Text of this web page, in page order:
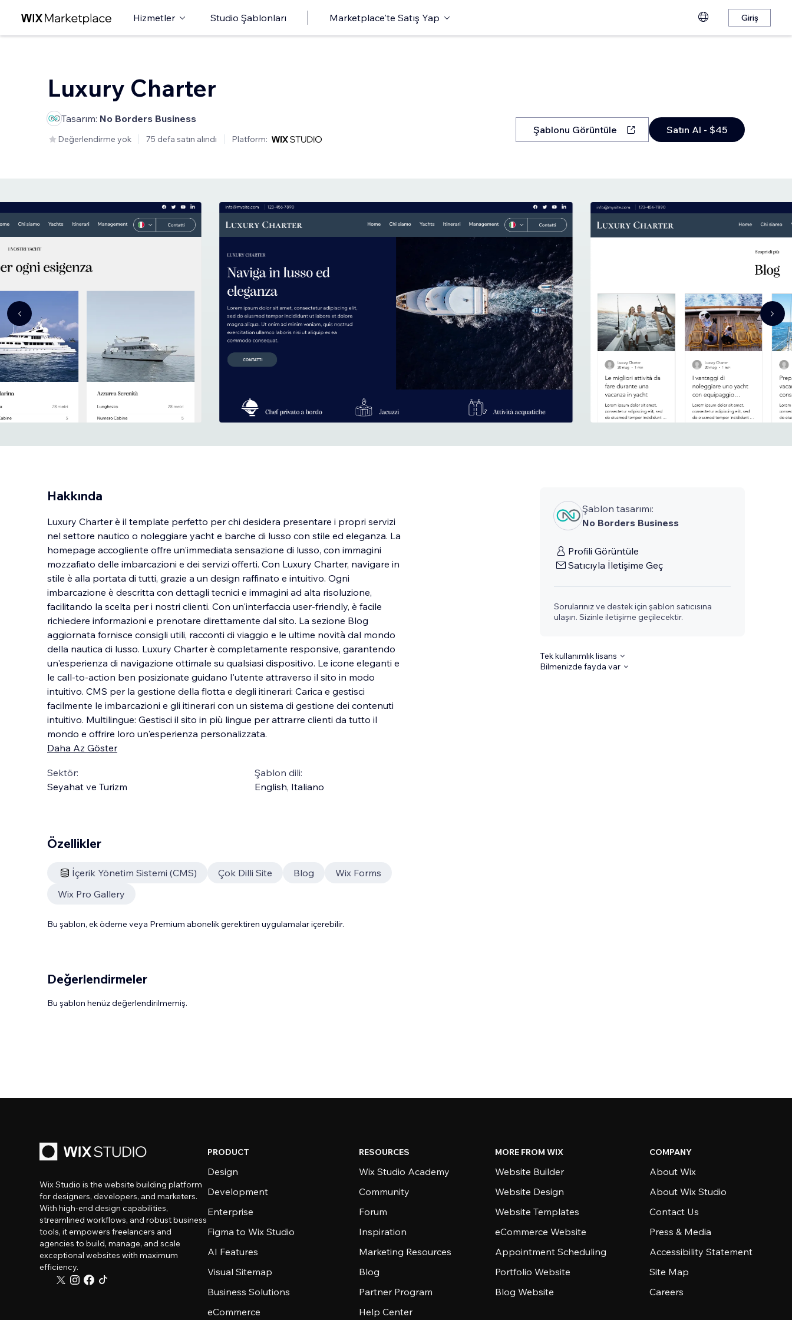
Hizmetler Studio Şablonları Marketplace'te Satış Yap Giriş
Luxury Charter
Tasarım: No Borders Business
Değerlendirme yok 75 defa satın alındı Platform:
Şablonu Görüntüle Satın Al - $45
Hakkında
Luxury Charter è il template perfetto per chi desidera presentare i propri servizi
nel settore nautico o noleggiare yacht e barche di lusso con stile ed eleganza. La
homepage accogliente offre un'immediata sensazione di lusso, con immagini
mozzafiato delle imbarcazioni e dei servizi offerti. Con Luxury Charter, navigare in
stile è alla portata di tutti, grazie a un design raffinato e intuitivo. Ogni
imbarcazione è descritta con dettagli tecnici e immagini ad alta risoluzione,
facilitando la scelta per i nostri clienti. Con un'interfaccia user-friendly, è facile
richiedere informazioni e prenotare direttamente dal sito. La sezione Blog
aggiornata fornisce consigli utili, racconti di viaggio e le ultime novità dal mondo
della nautica di lusso. Luxury Charter è completamente responsive, garantendo
un'esperienza di navigazione ottimale su qualsiasi dispositivo. Le icone eleganti e
le call-to-action ben posizionate guidano l'utente attraverso il sito in modo
intuitivo. CMS per la gestione della flotta e degli itinerari: Carica e gestisci
facilmente le imbarcazioni e gli itinerari con un sistema di gestione dei contenuti
intuitivo. Multilingue: Gestisci il sito in più lingue per attrarre clienti da tutto il
mondo e offrire loro un'esperienza personalizzata.
Daha Az Göster
Sektör:
Seyahat ve Turizm
Şablon dili:
English, Italiano
Şablon tasarımı:
No Borders Business
Profili Görüntüle
Satıcıyla İletişime Geç
Sorularınız ve destek için şablon satıcısına
ulaşın. Sizinle iletişime geçilecektir.
Tek kullanımlık lisans
Bilmenizde fayda var
Özellikler
İçerik Yönetim Sistemi (CMS) Çok Dilli Site Blog
Wix Forms
Wix Pro Gallery
Bu şablon, ek ödeme veya Premium abonelik gerektiren uygulamalar içerebilir.
Değerlendirmeler
Bu şablon henüz değerlendirilmemiş.
Wix Studio is the website building platform
for designers, developers, and marketers.
With high-end design capabilities,
streamlined workflows, and robust business
tools, it empowers freelancers and
agencies to build, manage, and scale
exceptional websites with maximum
efficiency.
PRODUCT
Design
Development
Enterprise
Figma to Wix Studio
AI Features
Visual Sitemap
Business Solutions
eCommerce
RESOURCES
Wix Studio Academy
Community
Forum
Inspiration
Marketing Resources
Blog
Partner Program
Help Center
MORE FROM WIX
Website Builder
Website Design
Website Templates
eCommerce Website
Appointment Scheduling
Portfolio Website
Blog Website
COMPANY
About Wix
About Wix Studio
Contact Us
Press & Media
Accessibility Statement
Site Map
Careers